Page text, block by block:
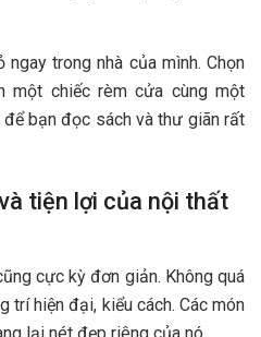
trong nhà của mình. Chọn
một chiếc rèm cửa cùng một
bạn đọc sách và thư giãn rất
tiện lợi của nội thất
cực kỳ đơn giản. Không quá
trí hiện đại, kiểu cách. Các món